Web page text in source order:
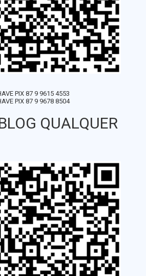
PIX 87 9 9615 4553
PIX 87 9 9678 8504
QUALQUER